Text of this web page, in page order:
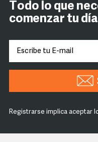
Todo lo que
comenzar tu día
Registrarse implica aceptar